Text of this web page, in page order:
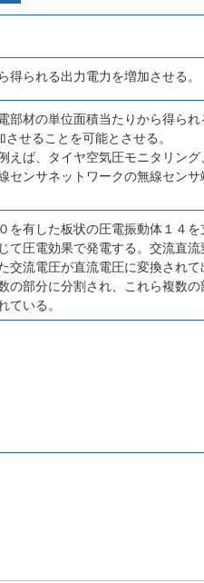
られる出力電力を増加させる。
部材の単位面積当たりから得ら
せることを可能とさせる。
えば、タイヤ空気圧モニタリン
センサネットワークの無線セン
を有した板状の圧電振動体１４
て圧電効果で発電する。交流直
交流電圧が直流電圧に変換され
の部分に分割され、これら複数
ている。